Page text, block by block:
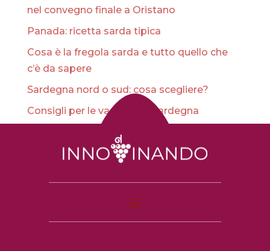
nel convegno finale a Oristano
Panada: ricetta sarda tipica
Cosa è la fregola sarda e tutto quello che
c’è da sapere
Sardegna nord o sud: cosa scegliere?
Consigli per le vacanze in Sardegna